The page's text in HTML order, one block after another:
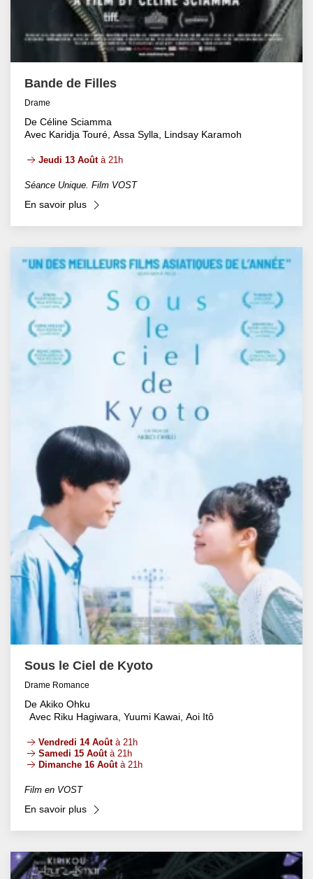
Bande de Filles
Drame
De Céline Sciamma
Avec Karidja Touré, Assa Sylla, Lindsay Karamoh
Jeudi 13 Aoûtà 21h
Séance Unique. Film VOST
En savoir plus
Sous le Ciel de Kyoto
Drame Romance
De Akiko Ohku
Avec Riku Hagiwara, Yuumi Kawai, Aoi Itô
Vendredi 14 Aoûtà 21h
Samedi 15 Aoûtà 21h
Dimanche 16 Aoûtà 21h
Film en VOST
En savoir plus